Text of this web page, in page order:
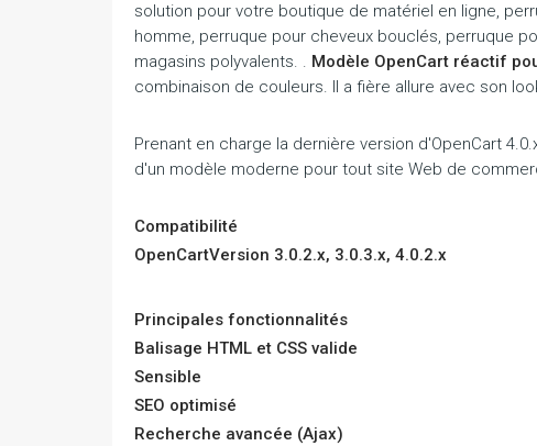
solution pour votre boutique de matériel en ligne,
homme, perruque pour cheveux bouclés, perruque
magasins polyvalents. . Modèle OpenCart réactif
combinaison de couleurs. Il a fière allure avec son
Prenant en charge la dernière version d'OpenCart
d'un modèle moderne pour tout site Web de
Compatibilité
OpenCartVersion 3.0.2.x, 3.0.3.x, 4.0.2.x
Principales fonctionnalités
Balisage HTML et CSS valide
Sensible
SEO optimisé
Recherche avancée (Ajax)